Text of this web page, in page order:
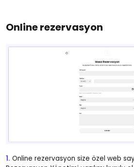
Online rezervasyon
1. Online rezervasyon size özel web